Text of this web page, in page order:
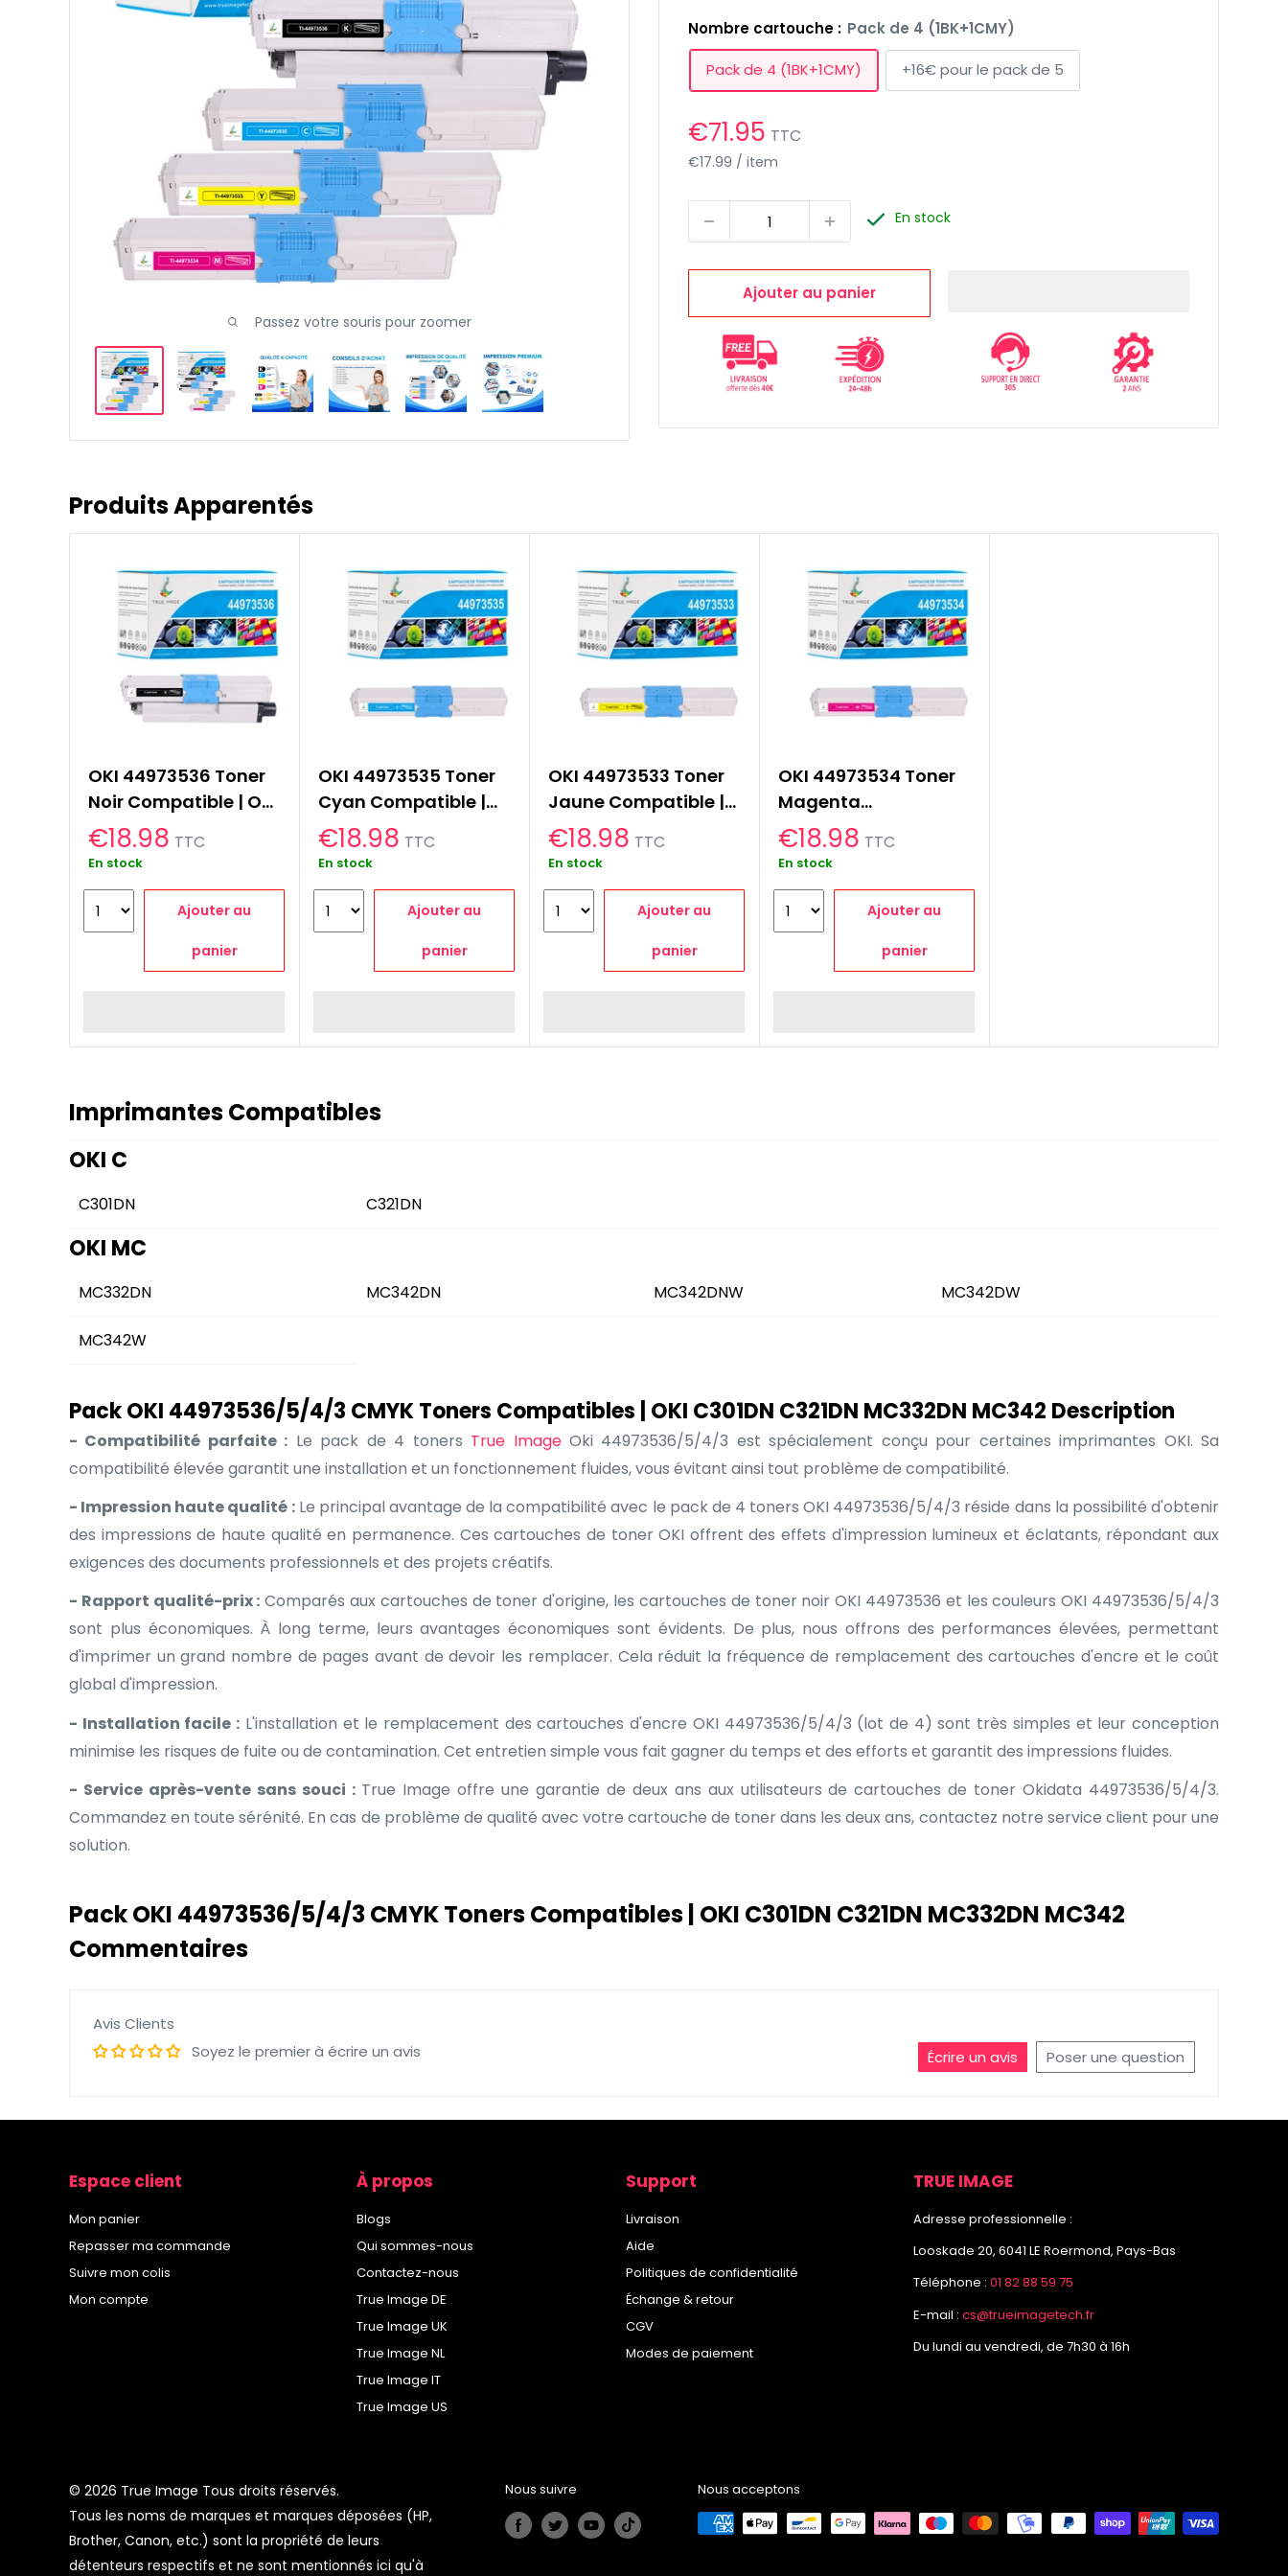
Passez votre souris pour zoomer
Nombre cartouche : Pack de 4 (1BK+1CMY)
Pack de 4 (1BK+1CMY) +16€ pour le pack de 5
Prix
réduit
€71.95 TTC
€17.99 / item
En stock
Ajouter au panier
Produits Apparentés
OKI 44973536 Toner
Noir Compatible | OKI
C301DN C321DN
MC332DN MC342
Prix
réduit
€18.98 TTC
En stock
Ajouter au
panier
OKI 44973535 Toner
Cyan Compatible |
OKI C301DN C321DN
MC332DN MC342
Prix
réduit
€18.98 TTC
En stock
Ajouter au
panier
OKI 44973533 Toner
Jaune Compatible |
OKI C301DN C321DN
MC332DN MC342
Prix
réduit
€18.98 TTC
En stock
Ajouter au
panier
OKI 44973534 Toner
Magenta
Compatible | OKI
C301DN C321DN
Prix
réduit
€18.98 TTC
En stock
Ajouter au
panier
Imprimantes Compatibles
OKI C
C301DN C321DN
OKI MC
MC332DN MC342DN MC342DNW MC342DW
MC342W
Pack OKI 44973536/5/4/3 CMYK Toners Compatibles | OKI C301DN C321DN MC332DN MC342 Description
- Compatibilité parfaite : Le pack de 4 toners True ImageOki 44973536/5/4/3 est spécialement conçu pour certaines imprimantes OKI. Sa
compatibilité élevée garantit une installation et un fonctionnement fluides, vous évitant ainsi tout problème de compatibilité.
- Impression haute qualité :Le principal avantage de la compatibilité avec le pack de 4 toners OKI 44973536/5/4/3 réside dans la possibilité d'obtenir
des impressions de haute qualité en permanence. Ces cartouches de toner OKI offrent des effets d'impression lumineux et éclatants, répondant aux
exigences des documents professionnels et des projets créatifs.
- Rapport qualité-prix : Comparés aux cartouches de toner d'origine, les cartouches de toner noir OKI 44973536 et les couleurs OKI 44973536/5/4/3
sont plus économiques. À long terme, leurs avantages économiques sont évidents. De plus, nous offrons des performances élevées, permettant
d'imprimer un grand nombre de pages avant de devoir les remplacer. Cela réduit la fréquence de remplacement des cartouches d'encre et le coût
global d'impression.
- Installation facile : L'installation et le remplacement des cartouches d'encre OKI 44973536/5/4/3 (lot de 4) sont très simples et leur conception
minimise les risques de fuite ou de contamination. Cet entretien simple vous fait gagner du temps et des efforts et garantit des impressions fluides.
- Service après-vente sans souci :True Image offre une garantie de deux ans aux utilisateurs de cartouches de toner Okidata 44973536/5/4/3.
Commandez en toute sérénité. En cas de problème de qualité avec votre cartouche de toner dans les deux ans, contactez notre service client pour une
solution.
Pack OKI 44973536/5/4/3 CMYK Toners Compatibles | OKI C301DN C321DN MC332DN MC342
Commentaires
Avis Clients
Soyez le premier à écrire un avis
Écrire un avis Poser une question
Espace client
Mon panier
Repasser ma commande
Suivre mon colis
Mon compte
À propos
Blogs
Qui sommes-nous
Contactez-nous
True Image DE
True Image UK
True Image NL
True Image IT
True Image US
Support
Livraison
Aide
Politiques de confidentialité
Échange & retour
CGV
Modes de paiement
TRUE IMAGE
Adresse professionnelle :
Looskade 20, 6041 LE Roermond, Pays-Bas
Téléphone : 01 82 88 59 75
E-mail : cs@trueimagetech.fr
Du lundi au vendredi, de 7h30 à 16h
© 2026 True Image Tous droits réservés.
Tous les noms de marques et marques déposées (HP,
Brother, Canon, etc.) sont la propriété de leurs
détenteurs respectifs et ne sont mentionnés ici qu'à
Nous suivre Nous acceptons